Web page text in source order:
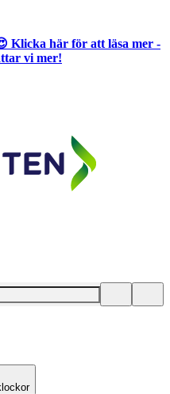
Klicka här för att läsa mer -
vi mer!